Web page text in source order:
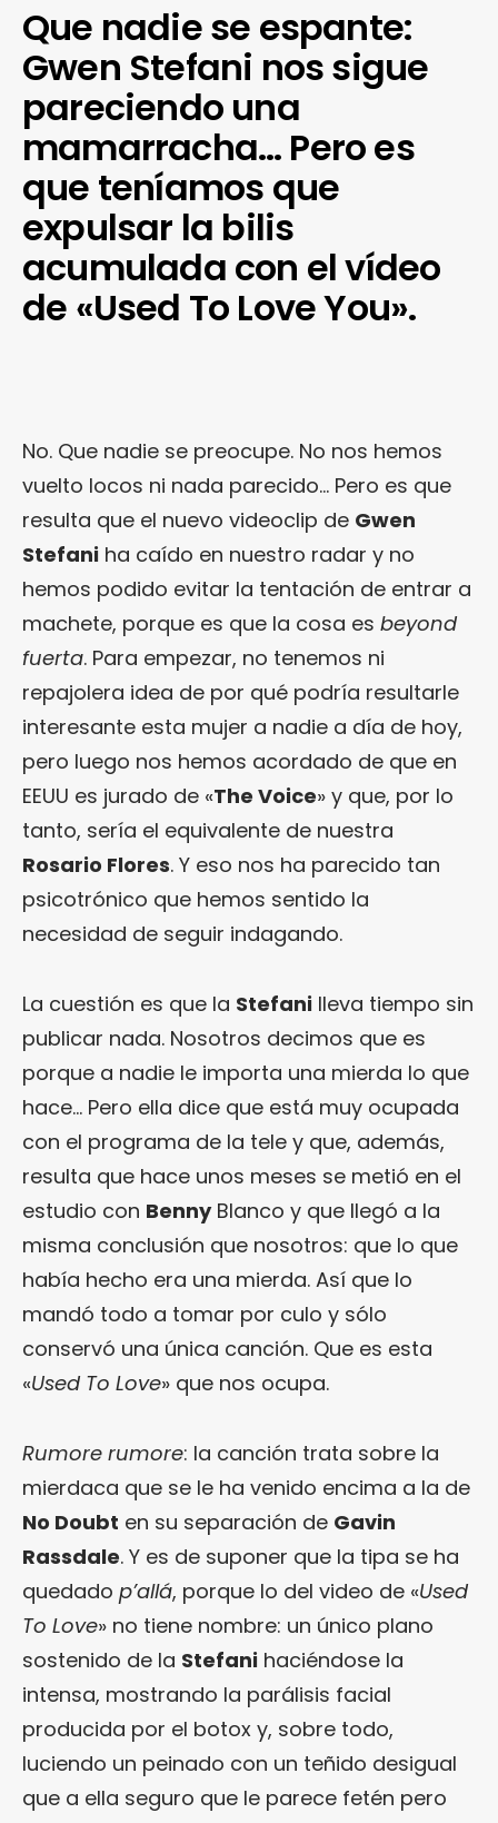
Que nadie se espante:
Gwen Stefani nos sigue
pareciendo una
mamarracha… Pero es
que teníamos que
expulsar la bilis
acumulada con el vídeo
de «Used To Love You».
No. Que nadie se preocupe. No nos hemos
vuelto locos ni nada parecido… Pero es que
resulta que el nuevo videoclip de Gwen
Stefani ha caído en nuestro radar y no
hemos podido evitar la tentación de entrar a
machete, porque es que la cosa es beyond
fuerta. Para empezar, no tenemos ni
repajolera idea de por qué podría resultarle
interesante esta mujer a nadie a día de hoy,
pero luego nos hemos acordado de que en
EEUU es jurado de «The Voice» y que, por lo
tanto, sería el equivalente de nuestra
Rosario Flores. Y eso nos ha parecido tan
psicotrónico que hemos sentido la
necesidad de seguir indagando.
La cuestión es que la Stefani lleva tiempo sin
publicar nada. Nosotros decimos que es
porque a nadie le importa una mierda lo que
hace… Pero ella dice que está muy ocupada
con el programa de la tele y que, además,
resulta que hace unos meses se metió en el
estudio con BennyBlanco y que llegó a la
misma conclusión que nosotros: que lo que
había hecho era una mierda. Así que lo
mandó todo a tomar por culo y sólo
conservó una única canción. Que es esta
«Used To Love» que nos ocupa.
Rumore rumore: la canción trata sobre la
mierdaca que se le ha venido encima a la de
No Doubt en su separación de Gavin
Rassdale. Y es de suponer que la tipa se ha
quedado p’allá, porque lo del video de «Used
To Love» no tiene nombre: un único plano
sostenido de la Stefani haciéndose la
intensa, mostrando la parálisis facial
producida por el botox y, sobre todo,
luciendo un peinado con un teñido desigual
que a ella seguro que le parece fetén pero